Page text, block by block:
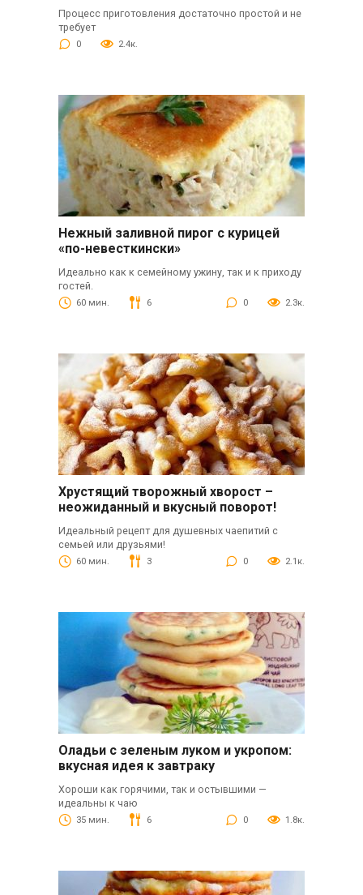
Процесс приготовления достаточно простой и не
требует
0 2.4к.
Нежный заливной пирог с курицей
«по-невесткински»
Идеально как к семейному ужину, так и к приходу
гостей.
60 мин. 6 0 2.3к.
Хрустящий творожный хворост –
неожиданный и вкусный поворот!
Идеальный рецепт для душевных чаепитий с
семьей или друзьями!
60 мин. 3 0 2.1к.
Оладьи с зеленым луком и укропом:
вкусная идея к завтраку
Хороши как горячими, так и остывшими —
идеальны к чаю
35 мин. 6 0 1.8к.